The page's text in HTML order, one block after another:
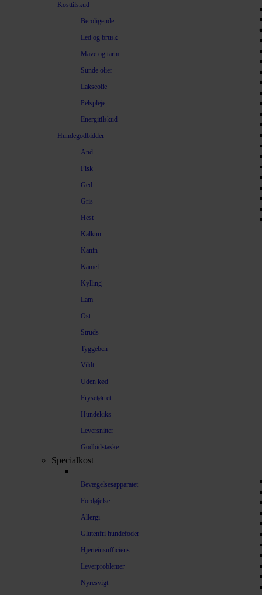
Kosttilskud
Beroligende
Led og brusk
Mave og tarm
Sunde olier
Lakseolie
Pelspleje
Energitilskud
Hundegodbidder
And
Fisk
Ged
Gris
Hest
Kalkun
Kanin
Kamel
Kylling
Lam
Ost
Struds
Tyggeben
Vildt
Uden kød
Frysetørret
Hundekiks
Leversnitter
Godbidstaske
Specialkost
Bevægelsesapparatet
Fordøjelse
Allergi
Glutenfri hundefoder
Hjerteinsufficiens
Leverproblemer
Nyresvigt